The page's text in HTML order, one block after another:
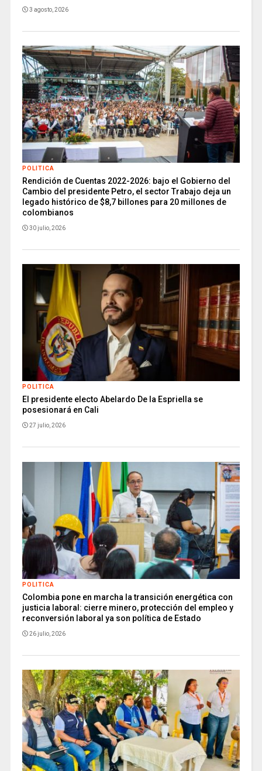
3 agosto, 2026
POLITICA
Rendición de Cuentas 2022-2026: bajo el Gobierno del
Cambio del presidente Petro, el sector Trabajo deja un
legado histórico de $8,7 billones para 20 millones de
colombianos
30 julio, 2026
POLITICA
El presidente electo Abelardo De la Espriella se
posesionará en Cali
27 julio, 2026
POLITICA
Colombia pone en marcha la transición energética con
justicia laboral: cierre minero, protección del empleo y
reconversión laboral ya son política de Estado
26 julio, 2026